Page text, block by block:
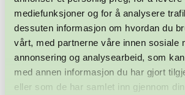
mediefunksjoner og for å analysere
dessuten informasjon om hvordan du
vårt, med partnerne våre innen sosiale
annonsering og analysearbeid, som
med annen informasjon du har gjort
eller som de har samlet inn gjennom